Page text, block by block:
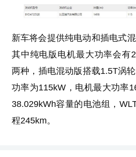
新车将会提供纯电动和插电式
其中纯电版电机最大功率会有
两种，插电混动版搭载1.5T涡
功率为115kW，电机最大功率
38.029kWh容量的电池组，
程245km。